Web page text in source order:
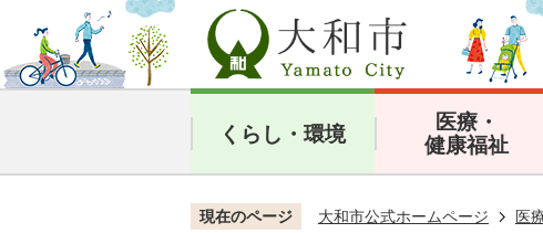
くらし・環境
医療・
健康福祉
現在のページ 大和市公式ホームページ 医